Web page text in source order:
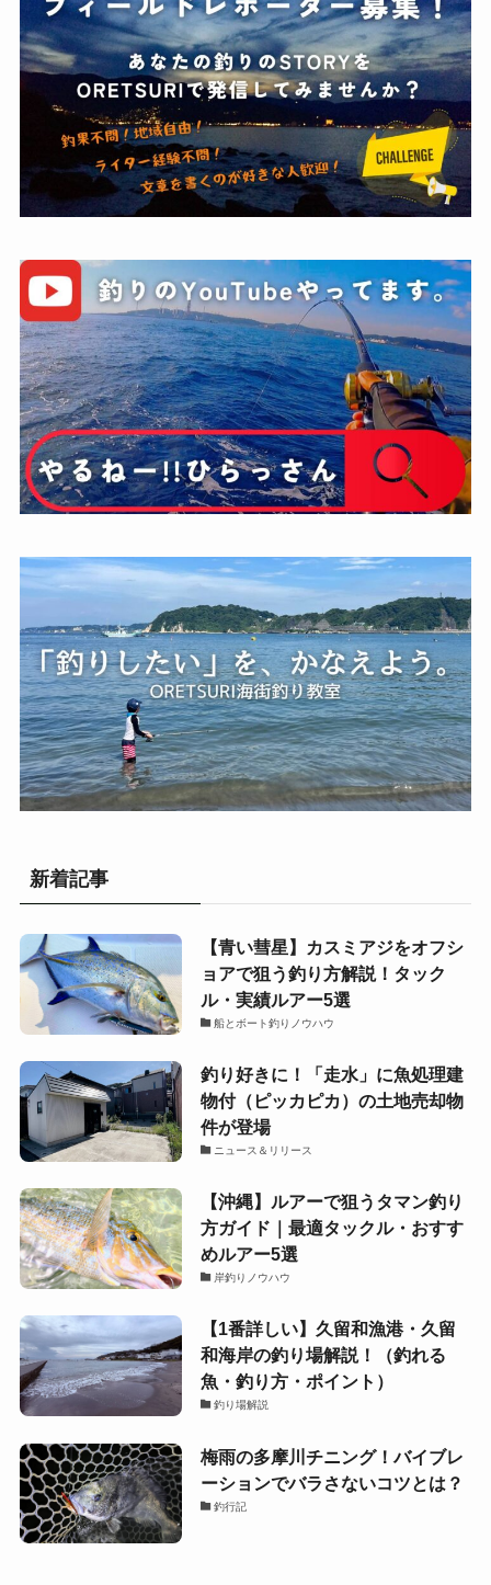
新着記事
【青い彗星】カスミアジをオフシ
ョアで狙う釣り方解説！タック
ル・実績ルアー5選
船とボート釣りノウハウ
釣り好きに！「走水」に魚処理建
物付（ピッカピカ）の土地売却物
件が登場
ニュース＆リリース
【沖縄】ルアーで狙うタマン釣り
方ガイド｜最適タックル・おすす
めルアー5選
岸釣りノウハウ
【1番詳しい】久留和漁港・久留
和海岸の釣り場解説！（釣れる
魚・釣り方・ポイント）
釣り場解説
梅雨の多摩川チニング！バイブレ
ーションでバラさないコツとは？
釣行記